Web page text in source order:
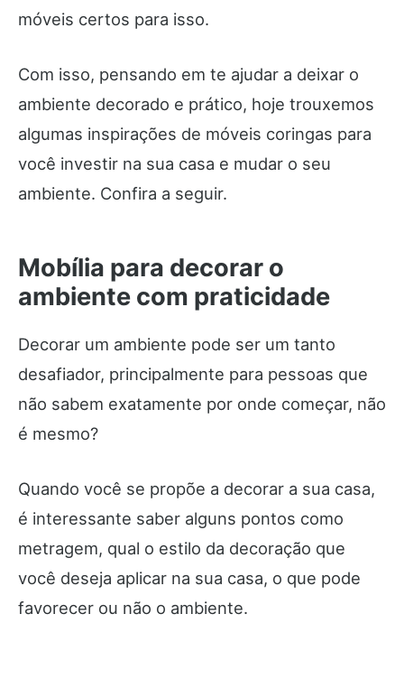
móveis certos para isso.
Com isso, pensando em te ajudar a deixar o
ambiente decorado e prático, hoje trouxemos
algumas inspirações de móveis coringas para
você investir na sua casa e mudar o seu
ambiente. Confira a seguir.
Mobília para decorar o
ambiente com praticidade
Decorar um ambiente pode ser um tanto
desafiador, principalmente para pessoas que
não sabem exatamente por onde começar, não
é mesmo?
Quando você se propõe a decorar a sua casa,
é interessante saber alguns pontos como
metragem, qual o estilo da decoração que
você deseja aplicar na sua casa, o que pode
favorecer ou não o ambiente.